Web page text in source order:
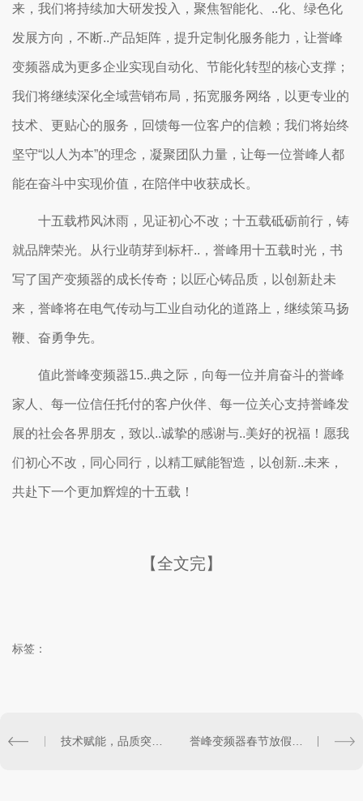
来，我们将持续加大研发投入，聚焦智能化、..化、绿色化
发展方向，不断..产品矩阵，提升定制化服务能力，让誉峰
变频器成为更多企业实现自动化、节能化转型的核心支撑；
我们将继续深化全域营销布局，拓宽服务网络，以更专业的
技术、更贴心的服务，回馈每一位客户的信赖；我们将始终
坚守“以人为本”的理念，凝聚团队力量，让每一位誉峰人都
能在奋斗中实现价值，在陪伴中收获成长。
十五载栉风沐雨，见证初心不改；十五载砥砺前行，铸
就品牌荣光。从行业萌芽到标杆..，誉峰用十五载时光，书
写了国产变频器的成长传奇；以匠心铸品质，以创新赴未
来，誉峰将在电气传动与工业自动化的道路上，继续策马扬
鞭、奋勇争先。
值此誉峰变频器15..典之际，向每一位并肩奋斗的誉峰
家人、每一位信任托付的客户伙伴、每一位关心支持誉峰发
展的社会各界朋友，致以..诚挚的感谢与..美好的祝福！愿我
们初心不改，同心同行，以精工赋能智造，以创新..未来，
共赴下一个更加辉煌的十五载！
【全文完】
标签：